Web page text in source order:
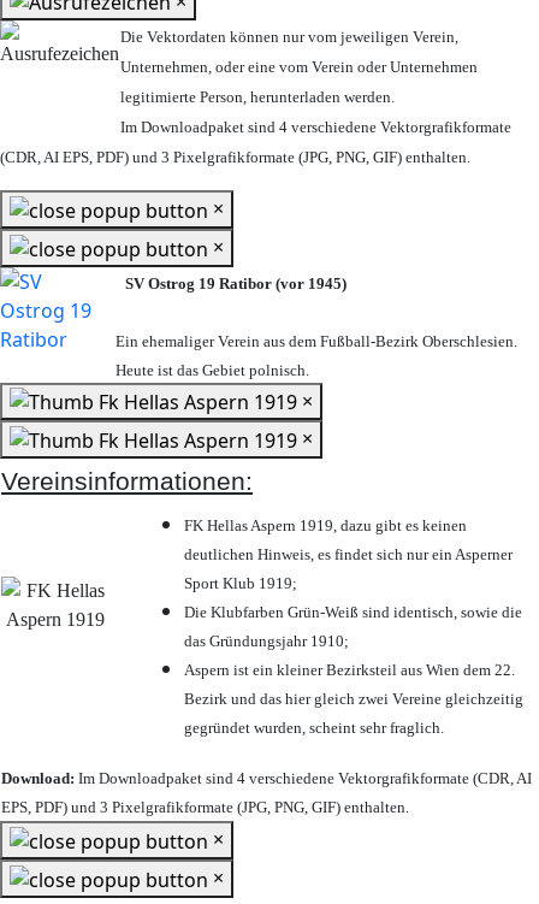
Die Vektordaten können nur vom jeweiligen Verein,
Unternehmen, oder eine vom Verein oder Unternehmen
legitimierte Person, herunterladen werden.
Im Downloadpaket sind 4 verschiedene Vektorgrafikformate
(CDR, AI EPS, PDF) und 3 Pixelgrafikformate (JPG, PNG, GIF) enthalten.
×
×
SV Ostrog 19 Ratibor (vor 1945)
Ein ehemaliger Verein aus dem Fußball-Bezirk Oberschlesien.
Heute ist das Gebiet polnisch.
×
×
Vereinsinformationen:
FK Hellas Aspern 1919, dazu gibt es keinen
deutlichen Hinweis, es findet sich nur ein Asperner
Sport Klub 1919;
Die Klubfarben Grün-Weiß sind identisch, sowie die
das Gründungsjahr 1910;
Aspern ist ein kleiner Bezirksteil aus Wien dem 22.
Bezirk und das hier gleich zwei Vereine gleichzeitig
gegründet wurden, scheint sehr fraglich.
Download: Im Downloadpaket sind 4 verschiedene Vektorgrafikformate (CDR, AI
EPS, PDF) und 3 Pixelgrafikformate (JPG, PNG, GIF) enthalten.
×
×